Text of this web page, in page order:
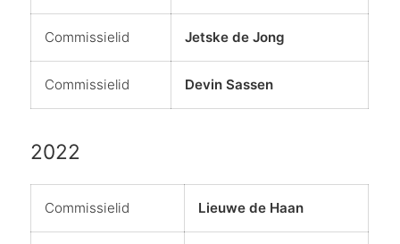
Commissielid Jetske de Jong
Commissielid Devin Sassen
2022
Commissielid Lieuwe de Haan